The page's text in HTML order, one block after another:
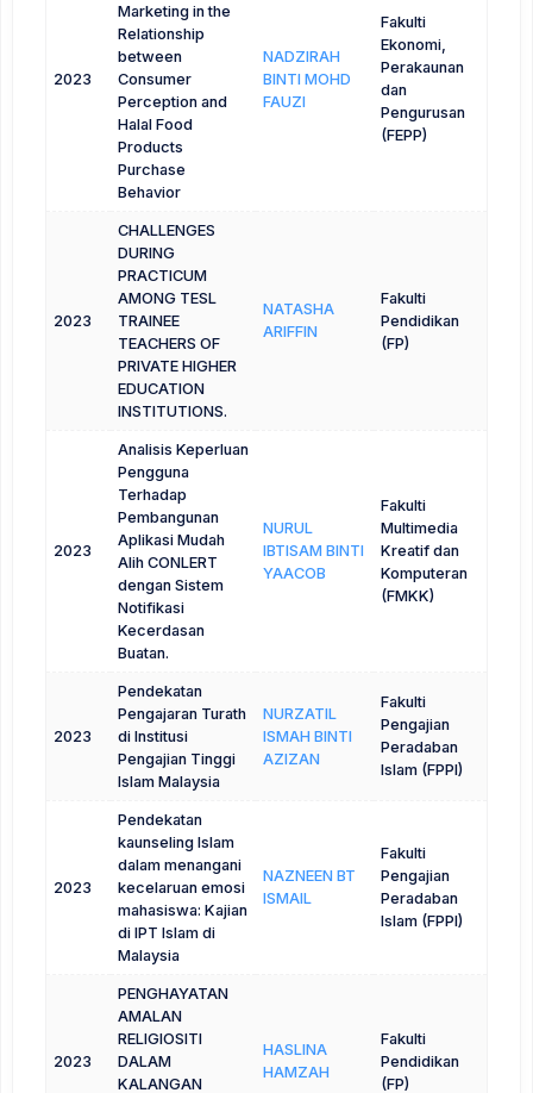
2023
Marketing in the
Relationship
between
Consumer
Perception and
Halal Food
Products
Purchase
Behavior
NADZIRAH
BINTI MOHD
FAUZI
Fakulti
Ekonomi,
Perakaunan
dan
Pengurusan
(FEPP)
2023
CHALLENGES
DURING
PRACTICUM
AMONG TESL
TRAINEE
TEACHERS OF
PRIVATE HIGHER
EDUCATION
INSTITUTIONS.
NATASHA
ARIFFIN
Fakulti
Pendidikan
(FP)
2023
Analisis Keperluan
Pengguna
Terhadap
Pembangunan
Aplikasi Mudah
Alih CONLERT
dengan Sistem
Notifikasi
Kecerdasan
Buatan.
NURUL
IBTISAM BINTI
YAACOB
Fakulti
Multimedia
Kreatif dan
Komputeran
(FMKK)
2023
Pendekatan
Pengajaran Turath
di Institusi
Pengajian Tinggi
Islam Malaysia
NURZATIL
ISMAH BINTI
AZIZAN
Fakulti
Pengajian
Peradaban
Islam (FPPI)
2023
Pendekatan
kaunseling Islam
dalam menangani
kecelaruan emosi
mahasiswa: Kajian
di IPT Islam di
Malaysia
NAZNEEN BT
ISMAIL
Fakulti
Pengajian
Peradaban
Islam (FPPI)
2023
PENGHAYATAN
AMALAN
RELIGIOSITI
DALAM
KALANGAN
HASLINA
HAMZAH
Fakulti
Pendidikan
(FP)